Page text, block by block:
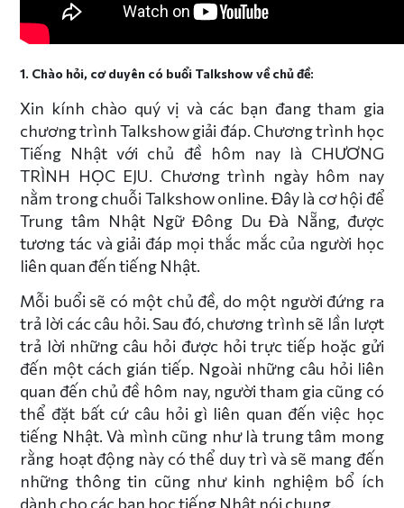
1. Chào hỏi, cơ duyên có buổi Talkshow về chủ đề:
Xin kính chào quý vị và các bạn đang tham gia
chương trình Talkshow giải đáp. Chương trình học
Tiếng Nhật với chủ đề hôm nay là CHƯƠNG
TRÌNH HỌC EJU. Chương trình ngày hôm nay
nằm trong chuỗi Talkshow online. Đây là cơ hội để
Trung tâm Nhật Ngữ Đông Du Đà Nẵng, được
tương tác và giải đáp mọi thắc mắc của người học
liên quan đến tiếng Nhật.
Mỗi buổi sẽ có một chủ đề, do một người đứng ra
trả lời các câu hỏi. Sau đó, chương trình sẽ lần lượt
trả lời những câu hỏi được hỏi trực tiếp hoặc gửi
đến một cách gián tiếp. Ngoài những câu hỏi liên
quan đến chủ đề hôm nay, người tham gia cũng có
thể đặt bất cứ câu hỏi gì liên quan đến việc học
tiếng Nhật. Và mình cũng như là trung tâm mong
rằng hoạt động này có thể duy trì và sẽ mang đến
những thông tin cũng như kinh nghiệm bổ ích
dành cho các bạn học tiếng Nhật nói chung.